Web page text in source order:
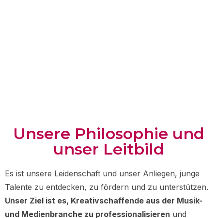
Unsere Philosophie und
unser Leitbild
Es ist unsere Leidenschaft und unser Anliegen, junge
Talente zu entdecken, zu fördern und zu unterstützen.
Unser Ziel ist es, Kreativschaffende aus der Musik-
und Medienbranche zu professionalisieren und